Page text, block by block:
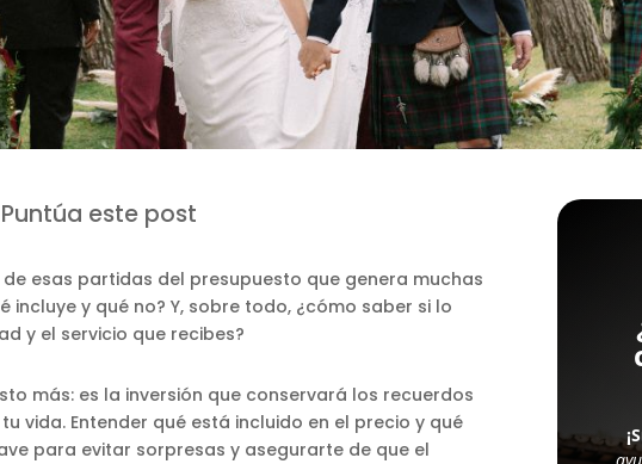
este post
de esas partidas del presupuesto que genera muchas
incluye y qué no? Y, sobre todo, ¿cómo saber si lo
y el servicio que recibes?
más: es la inversión que conservará los recuerdos
vida. Entender qué está incluido en el precio y qué
para evitar sorpresas y asegurarte de que el